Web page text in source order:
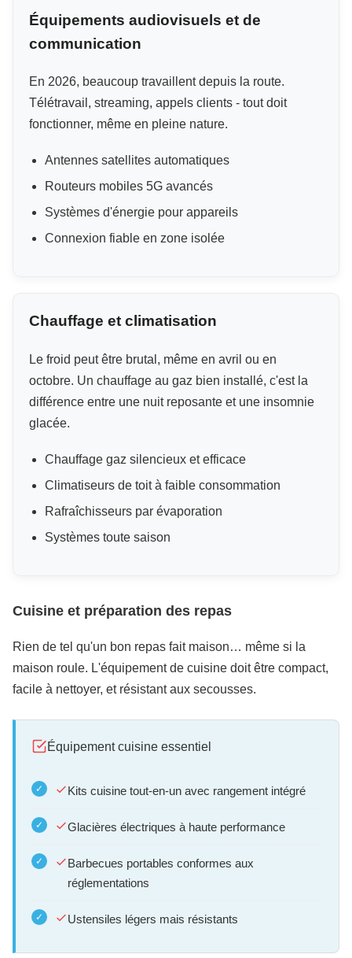
Équipements audiovisuels et de
communication
En 2026, beaucoup travaillent depuis la route.
Télétravail, streaming, appels clients - tout doit
fonctionner, même en pleine nature.
Antennes satellites automatiques
Routeurs mobiles 5G avancés
Systèmes d'énergie pour appareils
Connexion fiable en zone isolée
Chauffage et climatisation
Le froid peut être brutal, même en avril ou en
octobre. Un chauffage au gaz bien installé, c'est la
différence entre une nuit reposante et une insomnie
glacée.
Chauffage gaz silencieux et efficace
Climatiseurs de toit à faible consommation
Rafraîchisseurs par évaporation
Systèmes toute saison
Cuisine et préparation des repas
Rien de tel qu'un bon repas fait maison… même si la
maison roule. L'équipement de cuisine doit être compact,
facile à nettoyer, et résistant aux secousses.
Équipement cuisine essentiel
Kits cuisine tout-en-un avec rangement intégré
Glacières électriques à haute performance
Barbecues portables conformes aux
réglementations
Ustensiles légers mais résistants